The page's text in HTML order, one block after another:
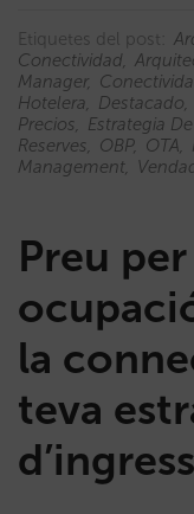
Etiquetes del post:
Conectividad
Manager
Hotelera
Destacado
Precios
Estrategia
Reserves
OBP OTA
Management
Preu
la
teva